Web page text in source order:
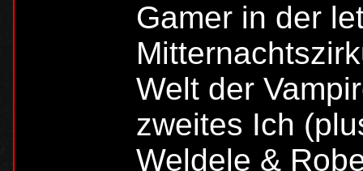
Gamer in der
Welt der
zweites Ich
Weldele &